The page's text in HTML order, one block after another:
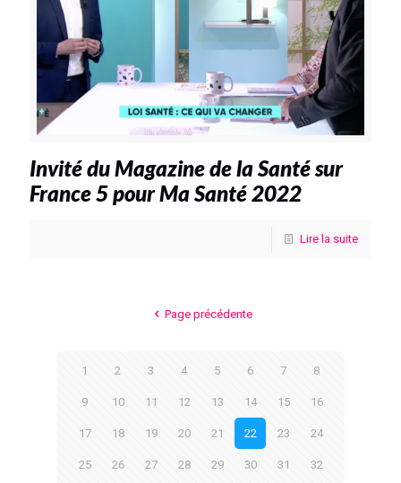
Invité du Magazine de la Santé sur
France 5 pour Ma Santé 2022
Lire la suite
Page précédente
1 2 3 4 5 6 7 8
9 10 11 12 13 14 15 16
17 18 19 20 21 22 23 24
25 26 27 28 29 30 31 32